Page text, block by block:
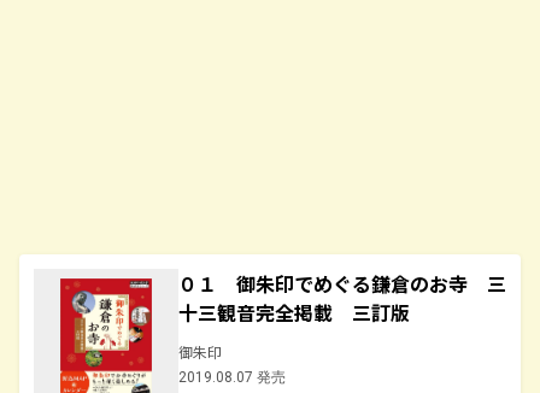
０１ 御朱印でめぐる鎌倉のお寺 三
十三観音完全掲載 三訂版
御朱印
2019.08.07 発売